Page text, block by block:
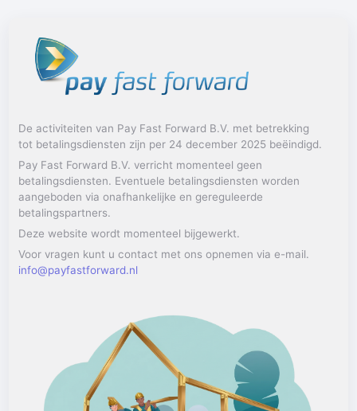
De activiteiten van Pay Fast Forward B.V. met betrekking
tot betalingsdiensten zijn per 24 december 2025 beëindigd.
Pay Fast Forward B.V. verricht momenteel geen
betalingsdiensten. Eventuele betalingsdiensten worden
aangeboden via onafhankelijke en gereguleerde
betalingspartners.
Deze website wordt momenteel bijgewerkt.
Voor vragen kunt u contact met ons opnemen via e-mail.
info@payfastforward.nl